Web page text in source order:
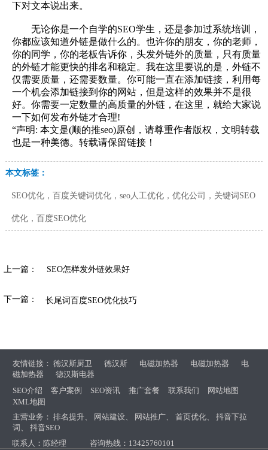
下对文本说出来。
无论你是一个自学的SEO学生，还是参加过系统培训，
你都应该知道外链是做什么的。也许你的朋友，你的老师，
你的同学，你的老板告诉你，头发外链外的质量，只有质量
的外链才能更快的排名和稳定。我在这里要说的是，外链不
仅需要质量，还需要数量。你可能一直在添加链接，利用每
一个机会添加链接到你的网站，但是这样的效果并不是很
好。你需要一定数量的高质量的外链，在这里，就给大家说
一下如何发布外链才合理!
“声明: 本文是(顺的推seo)原创，请尊重作者版权，文明转载
也是一种美德。转载请保留链接！
本文标签：
SEO优化，百度关键词优化，seo人工优化，优化公司，关键词SEO
优化，百度SEO优化
上一篇： SEO怎样发外链效果好
下一篇： 长尾词百度SEO优化技巧
友情链接：德汉斯厨卫 德汉斯 电磁加热器 电磁加热器
电
磁加热器
德汉斯电器
SEO介绍
客户案例 SEO资讯 推广套餐 联系我们
网站地图
XML地图
主营业务：排名提升、 网站建设、 网站推广、首页优化、抖音下拉
词 、抖音SEO
联系人：陈经理
咨询热线：13425760101